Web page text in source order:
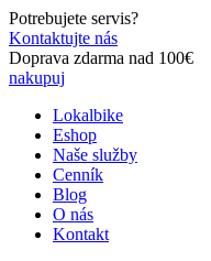
Preskočiť
na
obsah
Potrebujete servis?
Kontaktujte nás
Doprava zdarma nad 100€
nakupuj
Lokalbike
Eshop
Naše služby
Cenník
Blog
O nás
Kontakt